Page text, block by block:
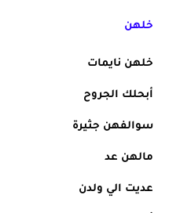
خلهن
خلهن نايمات
أبحلك الجروح
سوالفهن جثيرة
مالهن عد
عديت الي ولدن